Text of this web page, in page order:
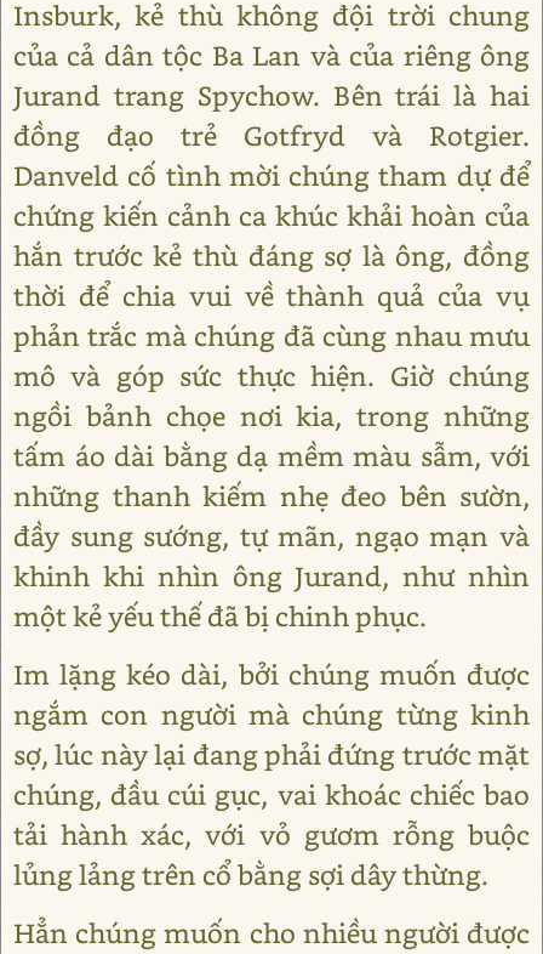
Insburk, kẻ thù không đội trời chung
của cả dân tộc Ba Lan và của riêng ông
Jurand trang Spychow. Bên trái là hai
đồng đạo trẻ Gotfryd và Rotgier.
Danveld cố tình mời chúng tham dự để
chứng kiến cảnh ca khúc khải hoàn của
hắn trước kẻ thù đáng sợ là ông, đồng
thời để chia vui về thành quả của vụ
phản trắc mà chúng đã cùng nhau mưu
mô và góp sức thực hiện. Giờ chúng
ngồi bảnh chọe nơi kia, trong những
tấm áo dài bằng dạ mềm màu sẫm, với
những thanh kiếm nhẹ đeo bên sườn,
đầy sung sướng, tự mãn, ngạo mạn và
khinh khi nhìn ông Jurand, như nhìn
một kẻ yếu thế đã bị chinh phục.
Im lặng kéo dài, bởi chúng muốn được
ngắm con người mà chúng từng kinh
sợ, lúc này lại đang phải đứng trước mặt
chúng, đầu cúi gục, vai khoác chiếc bao
tải hành xác, với vỏ gươm rỗng buộc
lủng lảng trên cổ bằng sợi dây thừng.
Hẳn chúng muốn cho nhiều người được